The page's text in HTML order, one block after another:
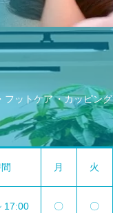
フットケア カッピング
月 火
17:00 〇 〇